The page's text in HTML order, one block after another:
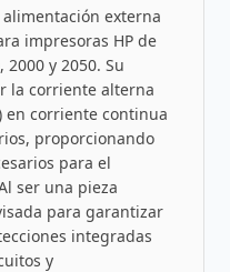
externa
impresoras HP de
2000 y 2050. Su
la corriente alterna
en corriente continua
proporcionando
para el
ser una pieza
para garantizar
integradas
y